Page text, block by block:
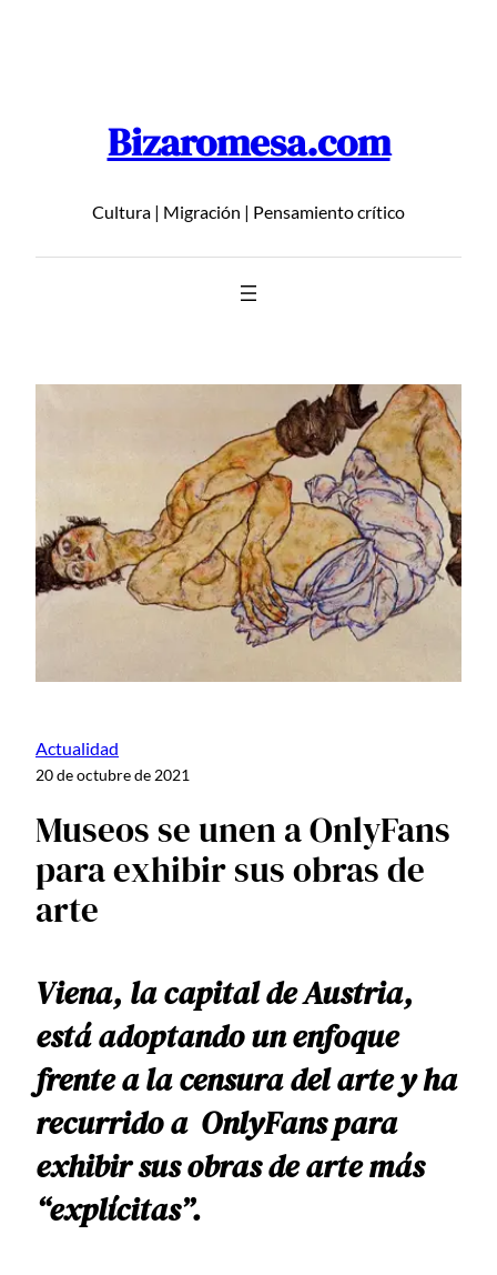
Bizaromesa.com
Cultura | Migración | Pensamiento crítico
Actualidad
20 de octubre de 2021
Museos se unen a OnlyFans
para exhibir sus obras de
arte
Viena, la capital de Austria,
está adoptando un enfoque
frente a la censura del arte y ha
recurrido a OnlyFans para
exhibir sus obras de arte más
“explícitas”.